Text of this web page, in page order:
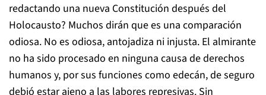
redactando una nueva Constitución después del
Holocausto? Muchos dirán que es una comparación
odiosa. No es odiosa, antojadiza ni injusta. El almirante
no ha sido procesado en ninguna causa de derechos
humanos y, por sus funciones como edecán, de seguro
debió estar ajeno a las labores represivas. Sin